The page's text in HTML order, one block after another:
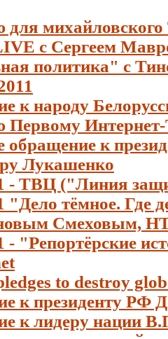
для
с Сергеем
политика" с
к народу
Первому
к
Лукашенко
- ТВЦ ("Линия
"Дело тёмное.
Смеховым,
- "Репортёрские
to destroy
к президенту РФ
к лидеру нации